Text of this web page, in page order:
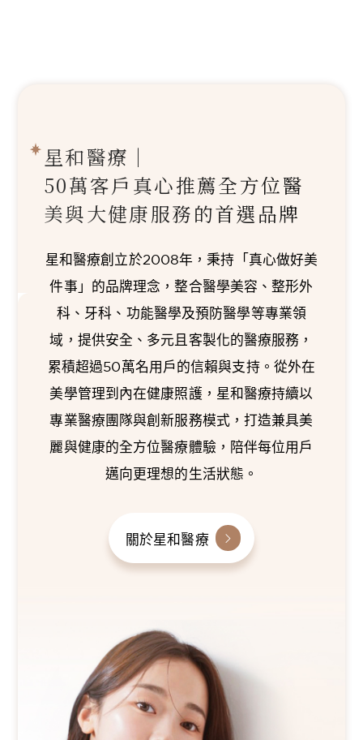
星和醫療｜
50萬客戶真心推薦全方位醫
美與大健康服務的首選品牌
星和醫療創立於2008年，秉持「真心做好美
件事」的品牌理念，整合醫學美容、整形外
科、牙科、功能醫學及預防醫學等專業領
域，提供安全、多元且客製化的醫療服務，
累積超過50萬名用戶的信賴與支持。從外在
美學管理到內在健康照護，星和醫療持續以
專業醫療團隊與創新服務模式，打造兼具美
麗與健康的全方位醫療體驗，陪伴每位用戶
邁向更理想的生活狀態。
關於星和醫療